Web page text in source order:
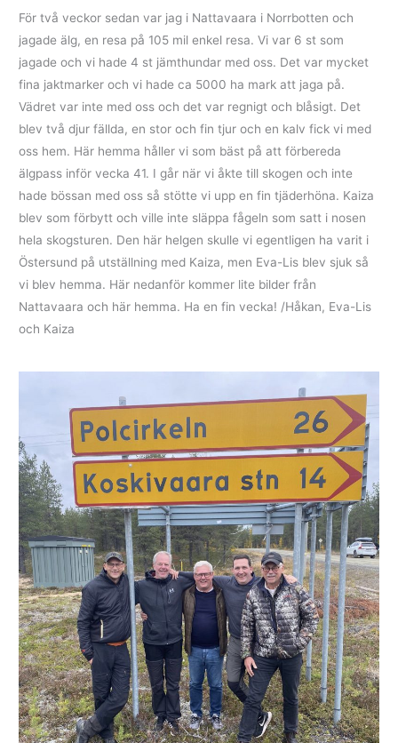
För två veckor sedan var jag i Nattavaara i Norrbotten och
jagade älg, en resa på 105 mil enkel resa. Vi var 6 st som
jagade och vi hade 4 st jämthundar med oss. Det var mycket
fina jaktmarker och vi hade ca 5000 ha mark att jaga på.
Vädret var inte med oss och det var regnigt och blåsigt. Det
blev två djur fällda, en stor och fin tjur och en kalv fick vi med
oss hem. Här hemma håller vi som bäst på att förbereda
älgpass inför vecka 41. I går när vi åkte till skogen och inte
hade bössan med oss så stötte vi upp en fin tjäderhöna. Kaiza
blev som förbytt och ville inte släppa fågeln som satt i nosen
hela skogsturen. Den här helgen skulle vi egentligen ha varit i
Östersund på utställning med Kaiza, men Eva-Lis blev sjuk så
vi blev hemma. Här nedanför kommer lite bilder från
Nattavaara och här hemma. Ha en fin vecka! /Håkan, Eva-Lis
och Kaiza